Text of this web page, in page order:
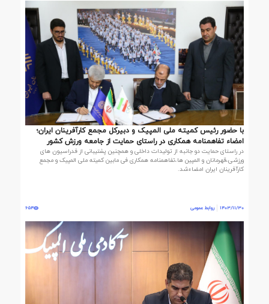
با حضور رئیس کمیته ملی المپیک و دبیرکل مجمع کارآفرینان ایران؛
امضاء تفاهمنامه همکاری در راستای حمایت از جامعه ورزش کشور
در راستای حمایت دو جانبه از تولیدات داخلی و همچنین پشتیبانی از فدراسیون های
ورزشی،قهرمانان و المپین ها،تفاهمنامه همکاری فی مابین کمیته ملی المپیک و مجمع
کارآفرینان ایران امضاءشد.
1403/11/30 روابط عمومی 654